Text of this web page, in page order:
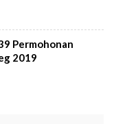
Permohonan
2019